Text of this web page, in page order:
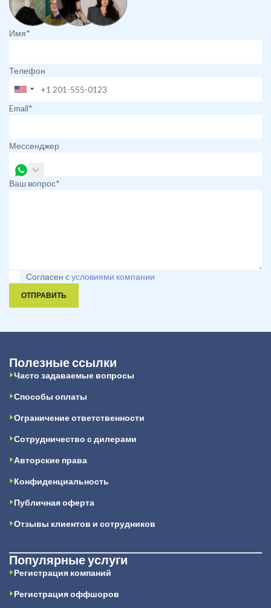
Имя*
Телефон
Email*
Мессенджер
Ваш вопрос*
Согласен сусловиями компании
ОТПРАВИТЬ
Полезные ссылки
Часто задаваемые вопросы
Способы оплаты
Ограничение ответственности
Сотрудничество с дилерами
Авторские права
Конфиденциальность
Публичная оферта
Отзывы клиентов и сотрудников
Популярные услуги
Регистрация компаний
Регистрация оффшоров